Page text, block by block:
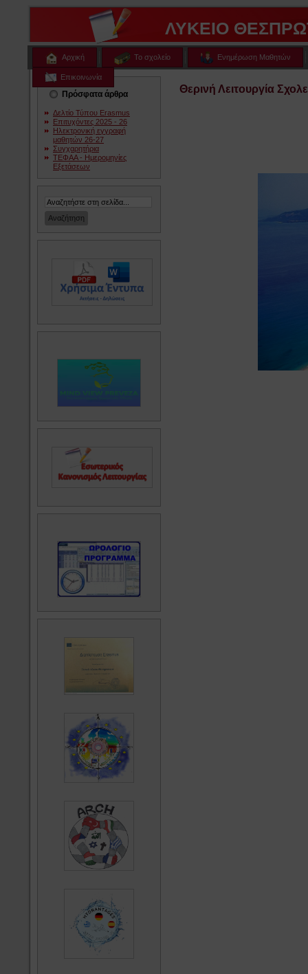
ΛΥΚΕΙΟ
Αρχική Το σχολείο Ενημέρωση Μαθητών
Επικοινωνία
Πρόσφατα άρθρα
Δελτίο Τύπου Erasmus
Επιτυχόντες 2025 - 26
Ηλεκτρονική εγγραφή
μαθητών 26-27
Συγχαρητήρια
ΤΕΦΑΑ - Ημερομηνίες
Εξετάσεων
Θερινή Λειτουργία